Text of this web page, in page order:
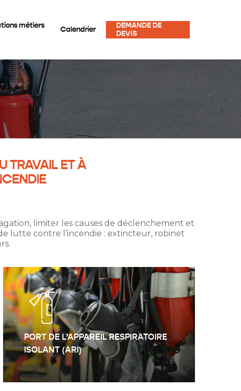
métiers
Calendrier
DEMANDE DE
DEVIS
TRAVAIL ET À
limiter les causes de déclenchement et
lutte contre l’incendie : extincteur, robinet
PORT DE L’APPAREIL RESPIRATOIRE
ISOLANT (ARI)